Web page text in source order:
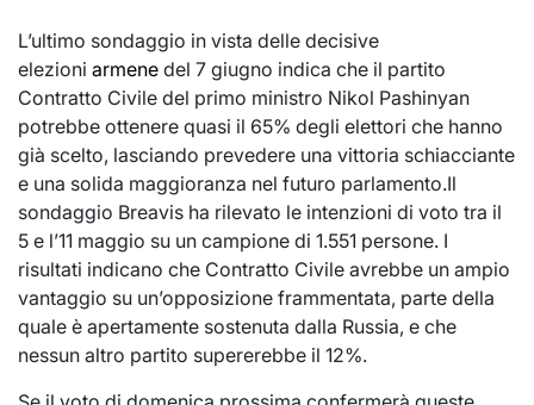
L’ultimo sondaggio in vista delle decisive
elezioni armene del 7 giugno indica che il partito
Contratto Civile del primo ministro Nikol Pashinyan
potrebbe ottenere quasi il 65% degli elettori che hanno
già scelto, lasciando prevedere una vittoria schiacciante
e una solida maggioranza nel futuro parlamento.Il
sondaggio Breavis ha rilevato le intenzioni di voto tra il
5 e l’11 maggio su un campione di 1.551 persone. I
risultati indicano che Contratto Civile avrebbe un ampio
vantaggio su un’opposizione frammentata, parte della
quale è apertamente sostenuta dalla Russia, e che
nessun altro partito supererebbe il 12%.